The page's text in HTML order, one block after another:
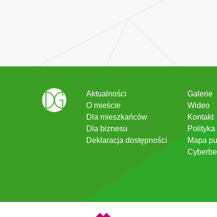
Aktualności
O mieście
Dla mieszkańców
Dla biznesu
Deklaracja dostępności
Galerie
Wideo
Kontakt
Mapa